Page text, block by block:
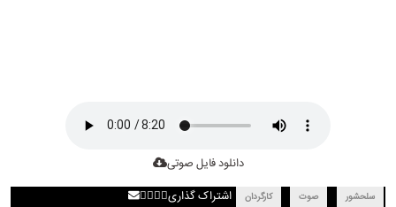
دانلود فایل صوتی
سلحشور صوت کارگردان
اشتراک گذاری